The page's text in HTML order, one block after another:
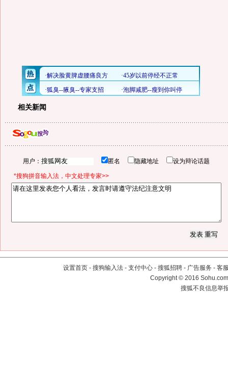
相关新闻
用户： 匿名 隐藏地址 设为辩论话题
*搜狗拼音输入法，中文处理专家>>
设置首页 - 搜狗输入法 - 支付中心 - 搜狐招聘 - 广告服务 - 客
Copyright©2016
搜狐不良信息举